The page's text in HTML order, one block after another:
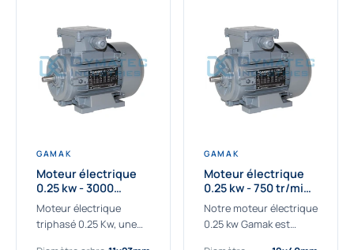
GAMAK
Moteur électrique
0.25 kw - 3000
Tr/min - 230/400V -
IE2
Moteur électrique
triphasé 0.25 Kw, une
GAMAK
Moteur électrique
0.25 kw - 750 tr/min -
230/400V - IE2
Notre moteur électrique
0.25 kw Gamak est